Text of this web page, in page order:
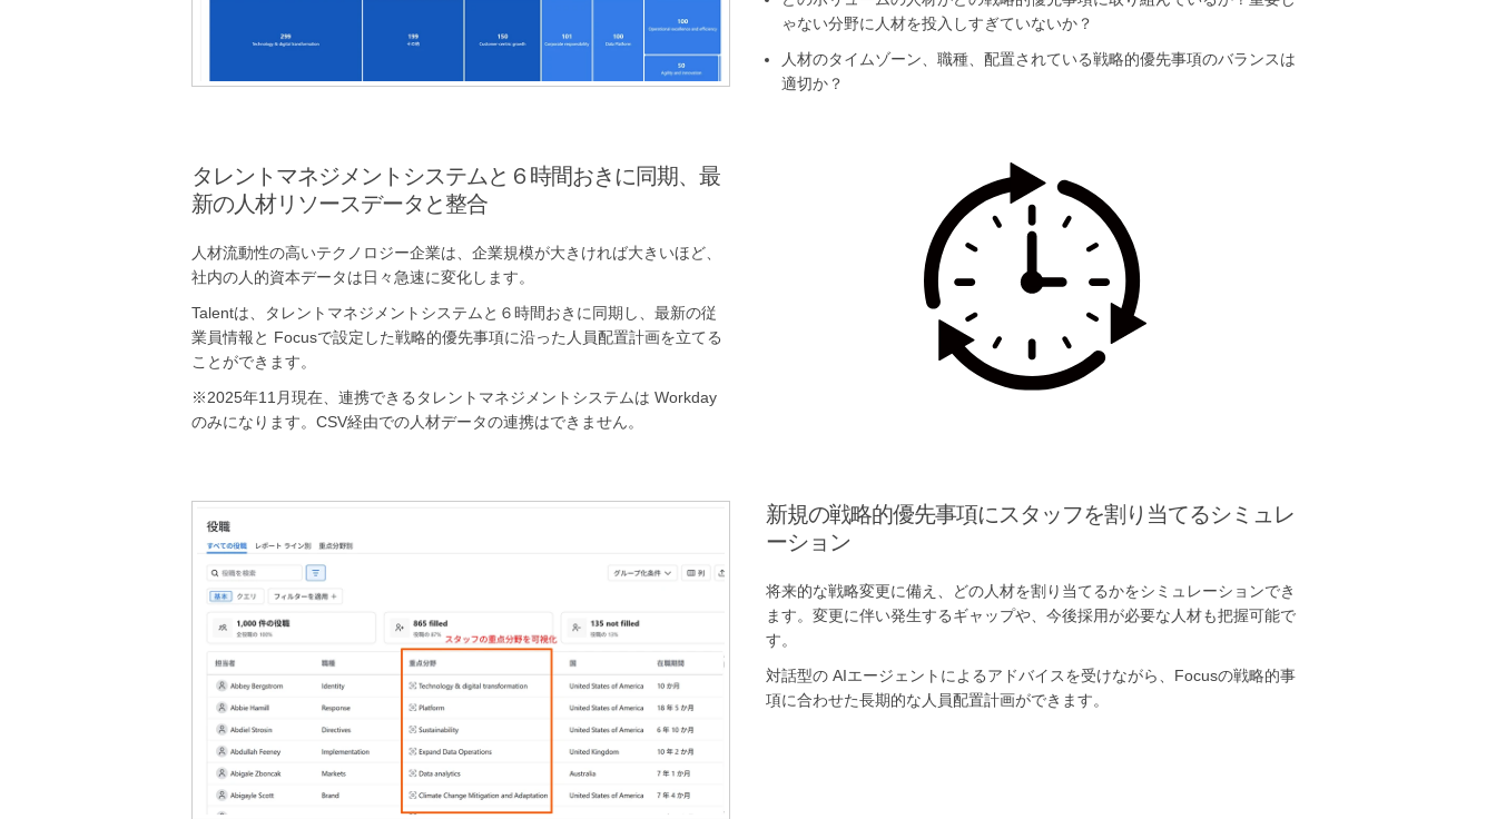
ゃない分野に人材を投入しすぎていないか？
人材のタイムゾーン、職種、配置されている戦略的優先事項のバランスは
適切か？
タレントマネジメントシステムと６時間おきに同期、最
新の人材リソースデータと整合
人材流動性の高いテクノロジー企業は、企業規模が大きければ大きいほど、
社内の人的資本データは日々急速に変化します。
Talentは、タレントマネジメントシステムと６時間おきに同期し、最新の従
業員情報と Focusで設定した戦略的優先事項に沿った人員配置計画を立てる
ことができます。
※2025年11月現在、連携できるタレントマネジメントシステムは Workday
のみになります。CSV経由での人材データの連携はできません。
新規の戦略的優先事項にスタッフを割り当てるシミュレ
ーション
将来的な戦略変更に備え、どの人材を割り当てるかをシミュレーションでき
ます。変更に伴い発生するギャップや、今後採用が必要な人材も把握可能で
す。
対話型の AIエージェントによるアドバイスを受けながら、Focusの戦略的事
項に合わせた長期的な人員配置計画ができます。